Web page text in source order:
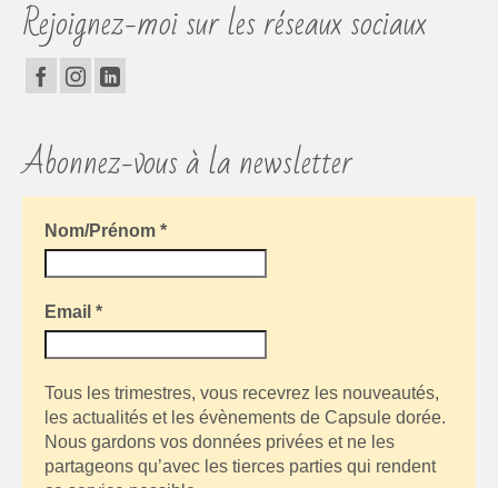
Rejoignez-moi sur les réseaux sociaux
Abonnez-vous à la newsletter
Nom/Prénom *
Email *
Tous les trimestres, vous recevrez les nouveautés,
les actualités et les évènements de Capsule dorée.
Nous gardons vos données privées et ne les
partageons qu’avec les tierces parties qui rendent